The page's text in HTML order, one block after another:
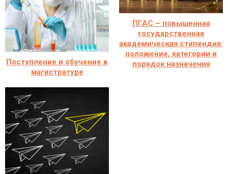
Поступление и обучение в
магистратуре
ПГАС – повышенная
государственная
академическая стипендия:
положение, категории и
порядок назначения